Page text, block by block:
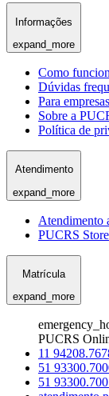
Informações
expand_more
Como
Dúvidas
Para empresas
Sobre a
Política de
Atendimento
expand_more
Atendimento
PUCRS Store
Matrícula
expand_more
PUCRS
11
51
51